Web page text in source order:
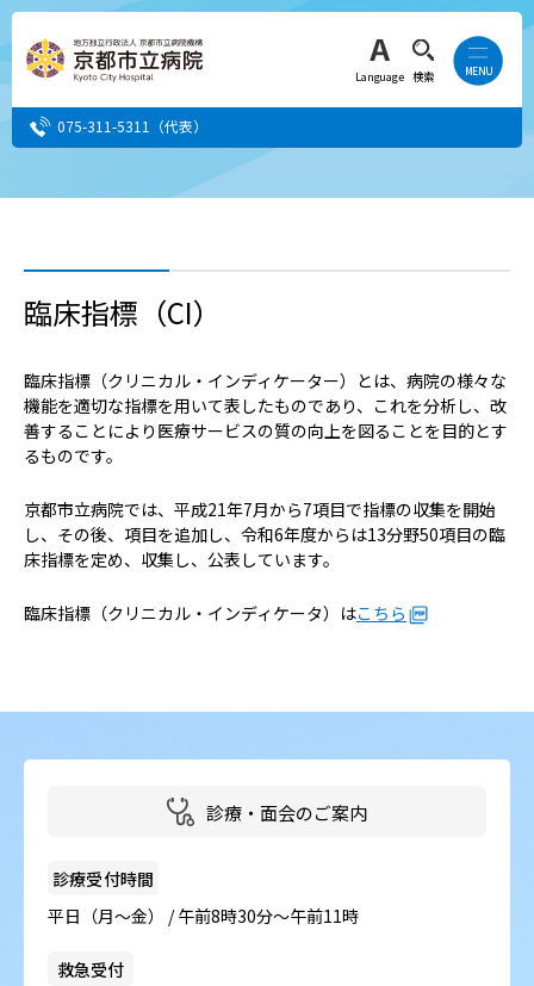
Language 検索
075-311-5311 （代表）
当院へ就職希望の方
病院の概要
当院の魅力
臨床指標（CI）
臨床指標（クリニカル・インディケーター）とは、病院の様々な
機能を適切な指標を用いて表したものであり、これを分析し、改
善することにより医療サービスの質の向上を図ることを目的とす
るものです。
京都市立病院では、平成21年7月から7項目で指標の収集を開始
し、その後、項目を追加し、令和6年度からは13分野50項目の臨
床指標を定め、収集し、公表しています。
臨床指標（クリニカル・インディケータ）はこちら
診療・面会のご案内
診療受付時間
平日（月～金） / 午前8時30分～午前11時
救急受付